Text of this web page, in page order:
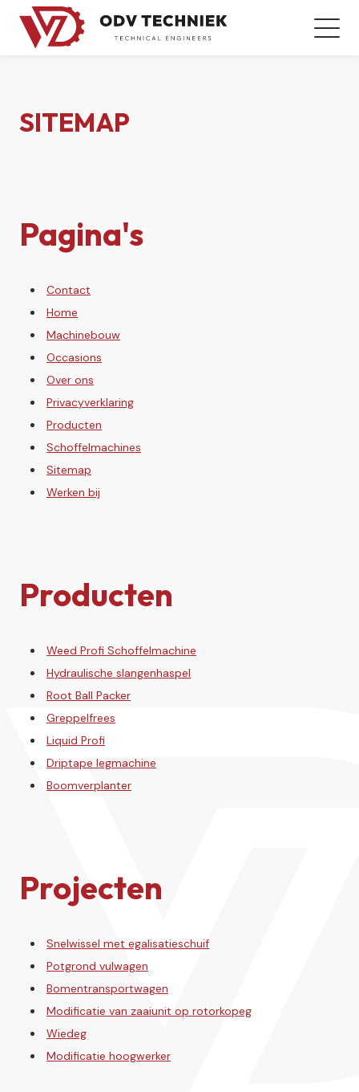
SITEMAP
Pagina's
Contact
Home
Machinebouw
Occasions
Over ons
Privacyverklaring
Producten
Schoffelmachines
Sitemap
Werken bij
Producten
Weed Profi Schoffelmachine
Hydraulische slangenhaspel
Root Ball Packer
Greppelfrees
Liquid Profi
Driptape legmachine
Boomverplanter
Projecten
Snelwissel met egalisatieschuif
Potgrond vulwagen
Bomentransportwagen
Modificatie van zaaiunit op rotorkopeg
Wiedeg
Modificatie hoogwerker